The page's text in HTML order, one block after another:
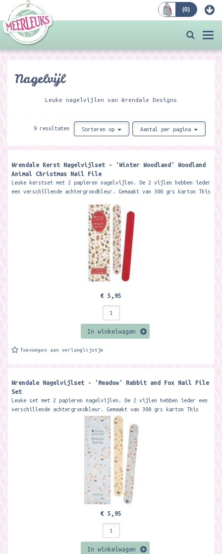
(0)
Nagelvijl
Leuke nagelvijlen van Wrendale Designs
9 resultaten Sorteren op Aantal per pagina
Wrendale Kerst Nagelvijlset - 'Winter Woodland' Woodland
Animal Christmas Nail File ​
Leuke kerstset met 2 papieren nagelvijlen. De 2 vijlen hebben ieder
een verschillende achtergrondkleur. Gemaakt van 300 grs karton This
€ 5,95
In winkelwagen
Toevoegen aan verlanglijstje
Wrendale Nagelvijlset - 'Meadow' Rabbit and Fox Nail File
Set
Leuke set met 2 papieren nagelvijlen. De 2 vijlen hebben ieder een
verschillende achtergrondkleur. Gemaakt van 300 grs karton This
€ 5,95
In winkelwagen